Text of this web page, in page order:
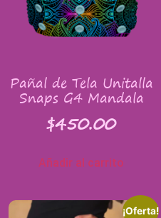
Pañal de Tela Unitalla
Snaps G4 Mandala
$450.00
Añadir al carrito
¡Oferta!